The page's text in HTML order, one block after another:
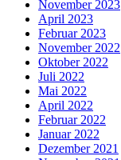
November 2023
April 2023
Februar 2023
November 2022
Oktober 2022
Juli 2022
Mai 2022
April 2022
Februar 2022
Januar 2022
Dezember 2021